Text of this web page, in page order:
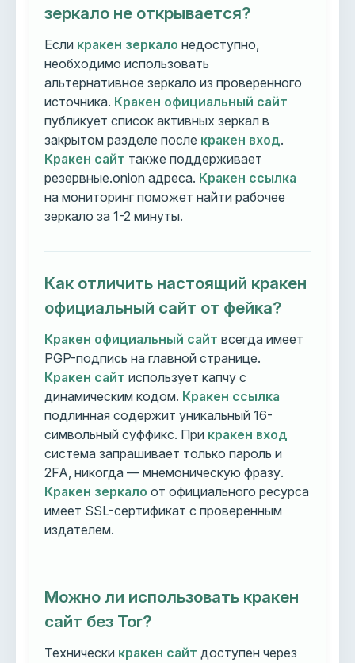
зеркало не открывается?
Если кракен зеркало недоступно,
необходимо использовать
альтернативное зеркало из проверенного
источника. Кракен официальный сайт
публикует список активных зеркал в
закрытом разделе после кракен вход.
Кракен сайт также поддерживает
резервные.onion адреса. Кракен ссылка
на мониторинг поможет найти рабочее
зеркало за 1-2 минуты.
Как отличить настоящий кракен
официальный сайт от фейка?
Кракен официальный сайт всегда имеет
PGP-подпись на главной странице.
Кракен сайт использует капчу с
динамическим кодом. Кракен ссылка
подлинная содержит уникальный 16-
символьный суффикс. При кракен вход
система запрашивает только пароль и
2FA, никогда — мнемоническую фразу.
Кракен зеркало от официального ресурса
имеет SSL-сертификат с проверенным
издателем.
Можно ли использовать кракен
сайт без Tor?
Технически кракен сайт доступен через